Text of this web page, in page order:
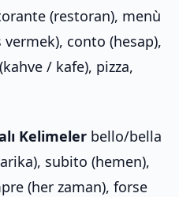
(restoran), menù
conto (hesap),
/ kafe), pizza,
Kelimeler bello/bella
subito (hemen),
(her zaman), forse